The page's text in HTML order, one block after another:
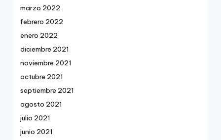
marzo 2022
febrero 2022
enero 2022
diciembre 2021
noviembre 2021
octubre 2021
septiembre 2021
agosto 2021
julio 2021
junio 2021